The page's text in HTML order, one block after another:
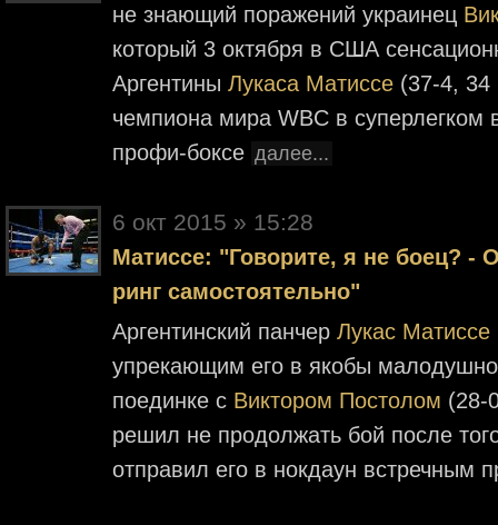
не знающий поражений украинец
который 3 октября в США
Аргентины Лукаса Матиссе (37-4, 34
чемпиона мира WBC в
профи-боксе далее...
6 окт 2015 » 15:28
Матиссе: "Говорите, я не боец? -
ринг самостоятельно"
Аргентинский панчер Лукас Матиссе
упрекающим его в якобы
поединке с Виктором Постолом (28-
решил не продолжать бой после
отправил его в нокдаун встречным